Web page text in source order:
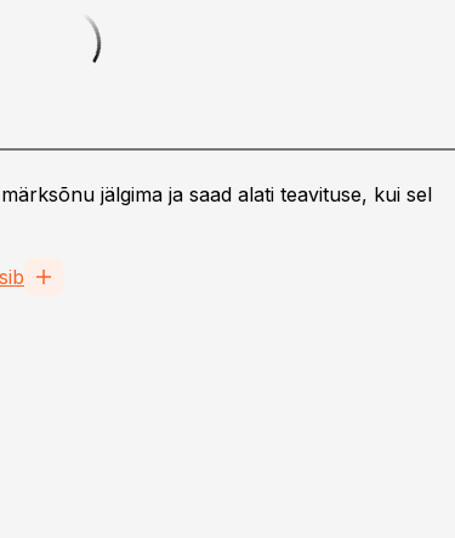
jälgima ja saad alati teavituse, kui sel